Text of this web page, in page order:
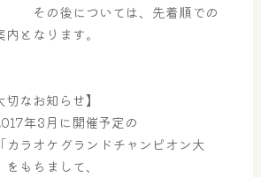
の後については、先着順での
内となります。
切なお知らせ】
年3月に開催予定の
ラオケグランドチャンピオン大
をもちまして、